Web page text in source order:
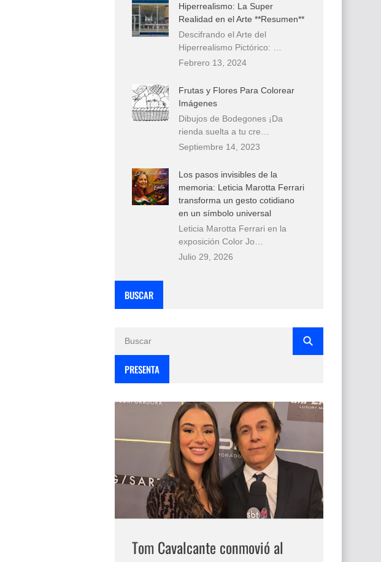
Hiperrealismo: La Super
Realidad en el Arte **Resumen**
Descifrando el Arte del
Hiperrealismo Pictórico: …
Febrero 13, 2024
Frutas y Flores Para Colorear
Imágenes
Dibujos de Bodegones ¡Da
rienda suelta a tu cre…
Septiembre 14, 2023
Los pasos invisibles de la
memoria: Leticia Marotta Ferrari
transforma un gesto cotidiano
en un símbolo universal
Leticia Marotta Ferrari en la
exposición Color Jo…
Julio 29, 2026
BUSCAR
PRESENTA
Tom Cavalcante conmovió al